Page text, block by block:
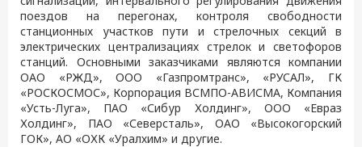
поездов на перегонах, контроля свободности
станционных участков пути и стрелочных секций в
электрических централизациях стрелок и светофоров
станций. Основными заказчиками являются компании
ОАО «РЖД», ООО «Газпромтранс», «РУСАЛ», ГК
«РОСКОСМОС», Корпорация ВСМПО-АВИСМА, Компания
«Усть-Луга», ПАО «Сибур Холдинг», ООО «Евраз
Холдинг», ПАО «Северсталь», ОАО «Высокогорский
ГОК», АО «ОХК «Уралхим» и другие.